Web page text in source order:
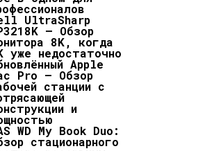
Hair
И
Всех
09.07.2026
UltraSharp
— Обзор
8K, когда
уже недостаточно
Apple
Pro — Обзор
станции c
и
WD My Book Duo:
стационарного